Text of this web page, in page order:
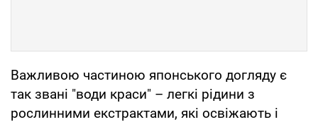
Важливою частиною японського догляду є
так звані "води краси" – легкі рідини з
рослинними екстрактами, які освіжають і